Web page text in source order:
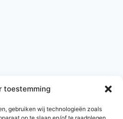
toestemming
gebruiken wij technologieën zoals